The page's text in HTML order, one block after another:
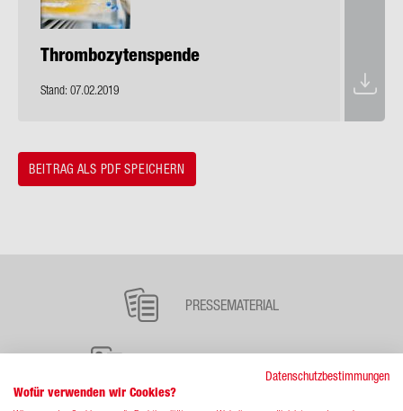
Throm­bo­zy­ten­spen­de
Stand: 07.02.2019
BEITRAG ALS PDF SPEICHERN
ga­
ti­
PRESSEMATERIAL
Datenschutzbestimmungen
Wofür verwenden wir Cookies?